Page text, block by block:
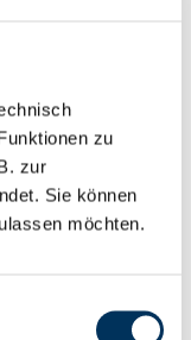
zu
zur
Sie können
möchten.
alle SUN-Artikel